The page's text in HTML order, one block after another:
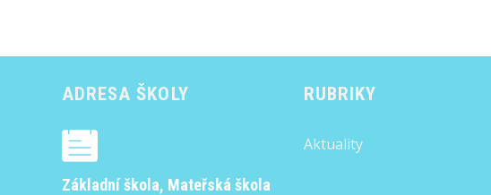
ADRESA ŠKOLY
Základní škola, Mateřská škola
RUBRIKY
Aktuality